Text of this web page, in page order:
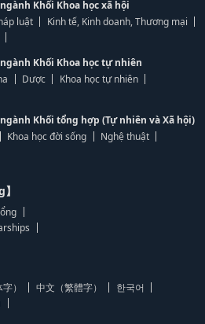
Khối Khoa học xã hội
luật
Kinh tế, Kinh doanh, Thương mại
Khối Khoa học tự nhiên
Dược
Khoa học tự nhiên
Khối tổng hợp (Tự nhiên và Xã hội)
Khoa học đời sống
Nghệ thuật
） 中文（繁體字）
한국어